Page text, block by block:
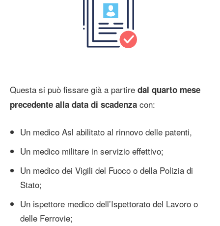
Questa si può fissare già a partire dal quarto mese
precedente alla data di scadenza con:
Un medico Asl abilitato al rinnovo delle patenti,
Un medico militare in servizio effettivo;
Un medico dei Vigili del Fuoco o della Polizia di
Stato;
Un ispettore medico dell’Ispettorato del Lavoro o
delle Ferrovie;